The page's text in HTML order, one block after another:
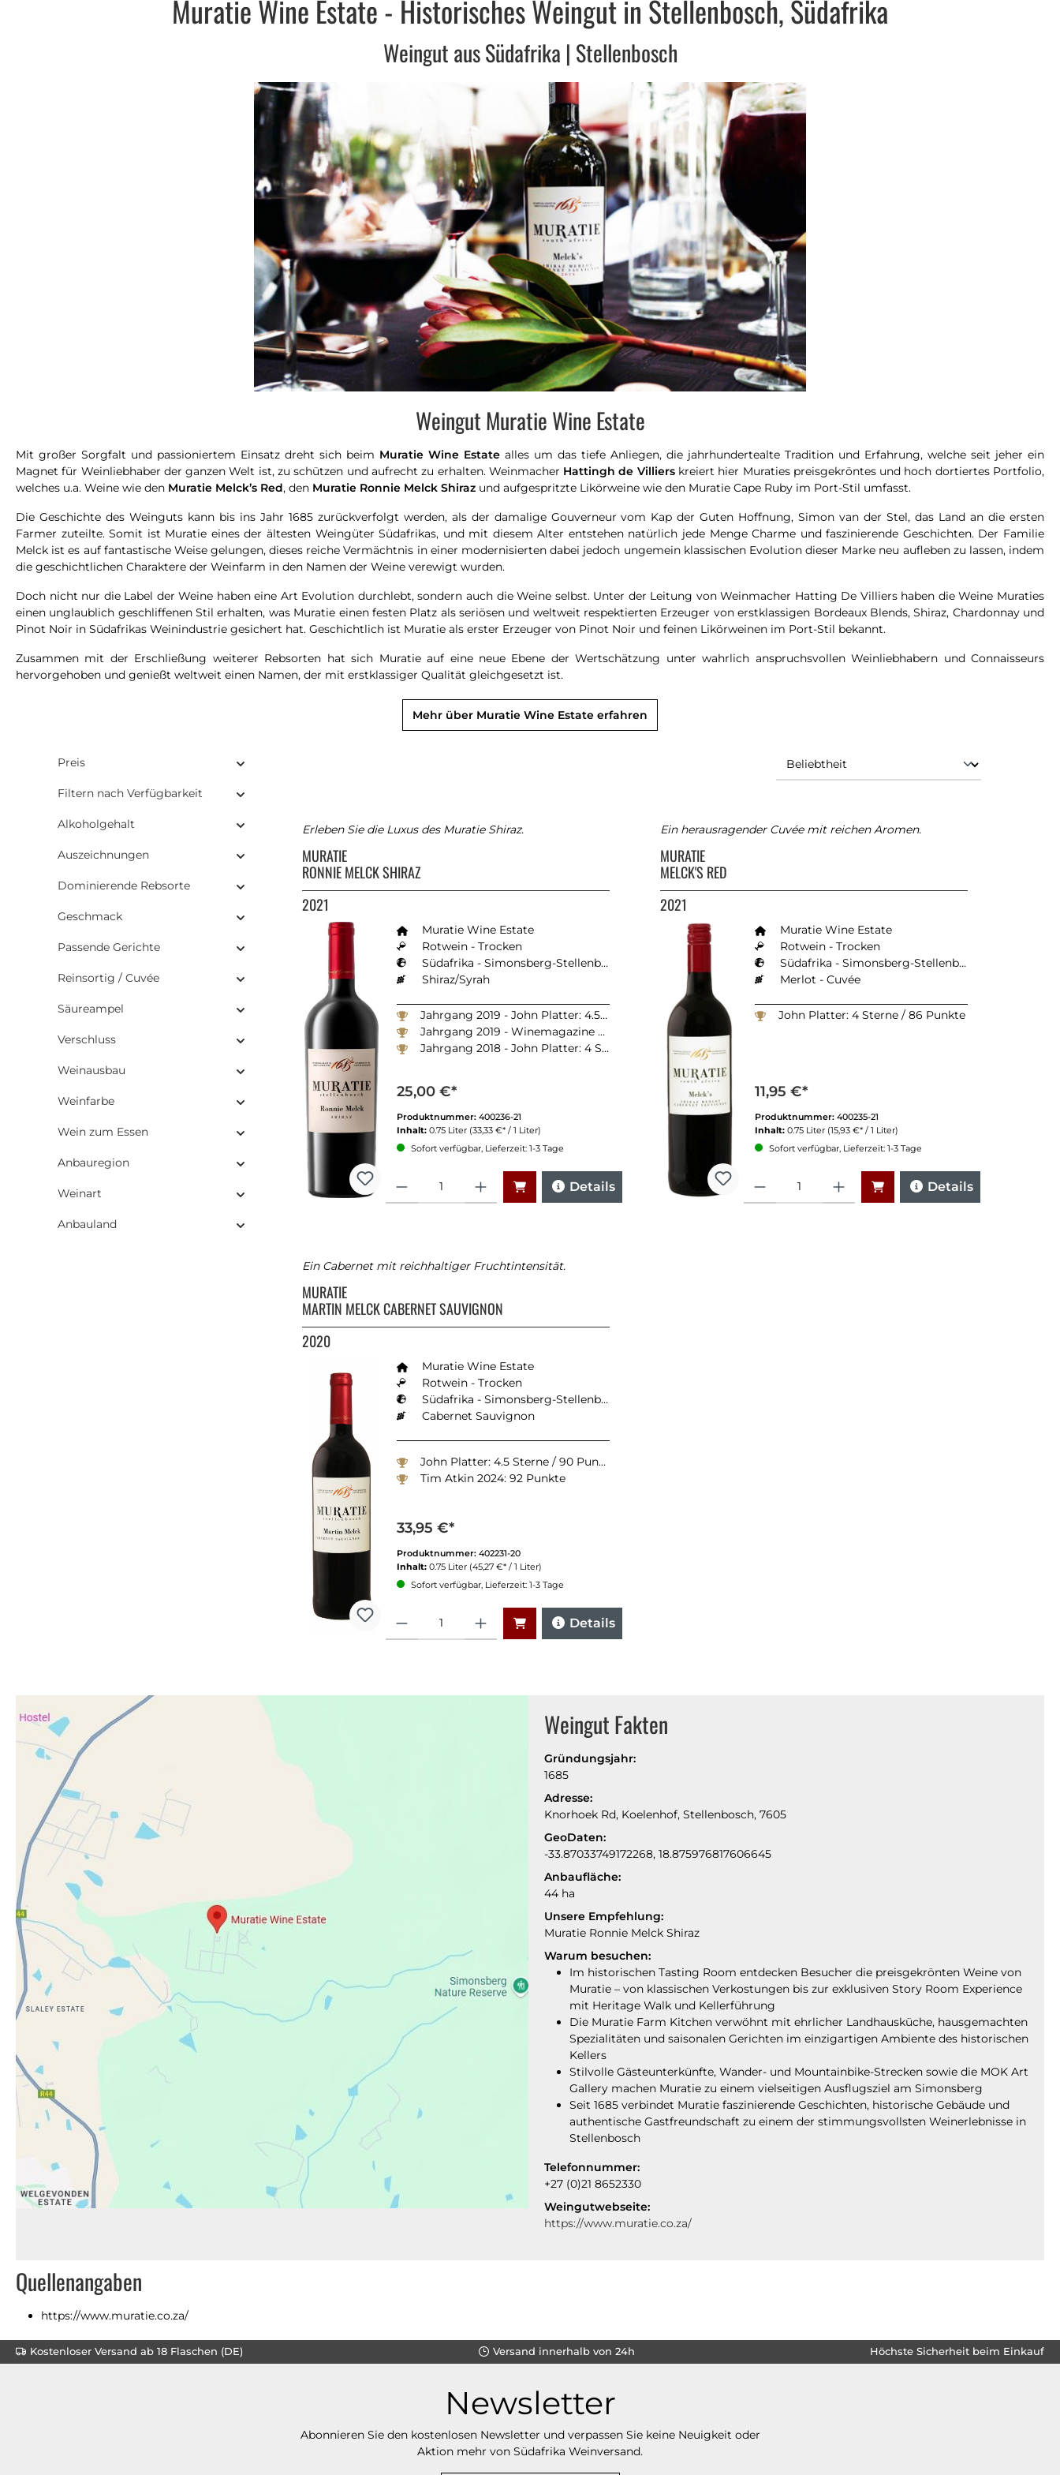
Muratie Wine Estate - Historisches Weingut in Stellenbosch, Südafrika
Weingut aus Südafrika | Stellenbosch
Weingut Muratie Wine Estate
Mit großer Sorgfalt und passioniertem Einsatz dreht sich beim Muratie Wine Estate alles um das tiefe Anliegen, die jahrhundertealte Tradition und Erfahrung, welche seit jeher ein
Magnet für Weinliebhaber der ganzen Welt ist, zu schützen und aufrecht zu erhalten. Weinmacher Hattingh de Villierskreiert hier Muraties preisgekröntes und hoch dortiertes Portfolio,
welches u.a. Weine wie den Muratie Melck’s Red, den Muratie Ronnie Melck Shiraz und aufgespritzte Likörweine wie den Muratie Cape Ruby im Port-Stil umfasst.
Die Geschichte des Weinguts kann bis ins Jahr 1685 zurückverfolgt werden, als der damalige Gouverneur vom Kap der Guten Hoffnung, Simon van der Stel, das Land an die ersten
Farmer zuteilte. Somit ist Muratie eines der ältesten Weingüter Südafrikas, und mit diesem Alter entstehen natürlich jede Menge Charme und faszinierende Geschichten. Der Familie
Melck ist es auf fantastische Weise gelungen, dieses reiche Vermächtnis in einer modernisierten dabei jedoch ungemein klassischen Evolution dieser Marke neu aufleben zu lassen, indem
die geschichtlichen Charaktere der Weinfarm in den Namen der Weine verewigt wurden.
Doch nicht nur die Label der Weine haben eine Art Evolution durchlebt, sondern auch die Weine selbst. Unter der Leitung von Weinmacher Hatting De Villiers haben die Weine Muraties
einen unglaublich geschliffenen Stil erhalten, was Muratie einen festen Platz als seriösen und weltweit respektierten Erzeuger von erstklassigen Bordeaux Blends, Shiraz, Chardonnay und
Pinot Noir in Südafrikas Weinindustrie gesichert hat. Geschichtlich ist Muratie als erster Erzeuger von Pinot Noir und feinen Likörweinen im Port-Stil bekannt.
Zusammen mit der Erschließung weiterer Rebsorten hat sich Muratie auf eine neue Ebene der Wertschätzung unter wahrlich anspruchsvollen Weinliebhabern und Connaisseurs
hervorgehoben und genießt weltweit einen Namen, der mit erstklassiger Qualität gleichgesetzt ist.
Mehr über Muratie Wine Estate erfahren
Preis
Filtern nach Verfügbarkeit
Alkoholgehalt
Auszeichnungen
Dominierende Rebsorte
Geschmack
Passende Gerichte
Reinsortig / Cuvée
Säureampel
Verschluss
Weinausbau
Weinfarbe
Wein zum Essen
Anbauregion
Weinart
Anbauland
Erleben Sie die Luxus des Muratie Shiraz.
MURATIE
RONNIE MELCK SHIRAZ
2021
Muratie Wine Estate
Rotwein - Trocken
Südafrika - Simonsberg-Stellenbosch
Shiraz/Syrah
Jahrgang 2019 - John Platter: 4.5 Sterne
Jahrgang 2019 - Winemagazine South Africa 2023: 89 Punkte
Jahrgang 2018 - John Platter: 4 Sterne
25,00 €*
Produktnummer: 400236-21
Inhalt: 0.75 Liter (33,33 €* / 1 Liter)
Sofort verfügbar, Lieferzeit: 1-3 Tage
Details
Ein herausragender Cuvée mit reichen Aromen.
MURATIE
MELCK'S RED
2021
Muratie Wine Estate
Rotwein - Trocken
Südafrika - Simonsberg-Stellenbosch
Merlot - Cuvée
John Platter: 4 Sterne / 86 Punkte
11,95 €*
Produktnummer: 400235-21
Inhalt: 0.75 Liter (15,93 €* / 1 Liter)
Sofort verfügbar, Lieferzeit: 1-3 Tage
Details
Ein Cabernet mit reichhaltiger Fruchtintensität.
MURATIE
MARTIN MELCK CABERNET SAUVIGNON
2020
Muratie Wine Estate
Rotwein - Trocken
Südafrika - Simonsberg-Stellenbosch
Cabernet Sauvignon
John Platter: 4.5 Sterne / 90 Punkte
Tim Atkin 2024: 92 Punkte
33,95 €*
Produktnummer: 402231-20
Inhalt: 0.75 Liter (45,27 €* / 1 Liter)
Sofort verfügbar, Lieferzeit: 1-3 Tage
Details
Weingut Fakten
Gründungsjahr:
1685
Adresse:
Knorhoek Rd, Koelenhof, Stellenbosch, 7605
GeoDaten:
-33.87033749172268, 18.875976817606645
Anbaufläche:
44 ha
Unsere Empfehlung:
Muratie Ronnie Melck Shiraz
Warum besuchen:
Im historischen Tasting Room entdecken Besucher die preisgekrönten Weine von
Muratie – von klassischen Verkostungen bis zur exklusiven Story Room Experience
mit Heritage Walk und Kellerführung
Die Muratie Farm Kitchen verwöhnt mit ehrlicher Landhausküche, hausgemachten
Spezialitäten und saisonalen Gerichten im einzigartigen Ambiente des historischen
Kellers
Stilvolle Gästeunterkünfte, Wander- und Mountainbike-Strecken sowie die MOK Art
Gallery machen Muratie zu einem vielseitigen Ausflugsziel am Simonsberg
Seit 1685 verbindet Muratie faszinierende Geschichten, historische Gebäude und
authentische Gastfreundschaft zu einem der stimmungsvollsten Weinerlebnisse in
Stellenbosch
Telefonnummer:
+27 (0)21 8652330
Weingutwebseite:
https://www.muratie.co.za/
Quellenangaben
https://www.muratie.co.za/
Kostenloser Versand ab 18 Flaschen (DE) Versand innerhalb von 24h Höchste Sicherheit beim Einkauf
Newsletter
Abonnieren Sie den kostenlosen Newsletter und verpassen Sie keine Neuigkeit oder
Aktion mehr von Südafrika Weinversand.